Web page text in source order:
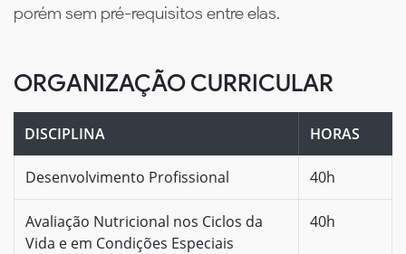
porém sem pré-requisitos entre elas.
ORGANIZAÇÃO CURRICULAR
DISCIPLINA HORAS
Desenvolvimento Profissional 40h
Avaliação Nutricional nos Ciclos da
Vida e em Condições Especiais
40h